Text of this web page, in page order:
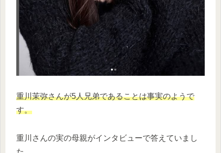
重川茉弥さんが5人兄弟であることは事実のようで
す。
重川さんの実の母親がインタビューで答えていまし